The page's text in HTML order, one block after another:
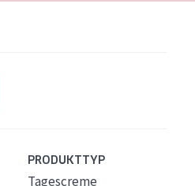
PRODUKTTYP
Tagescreme